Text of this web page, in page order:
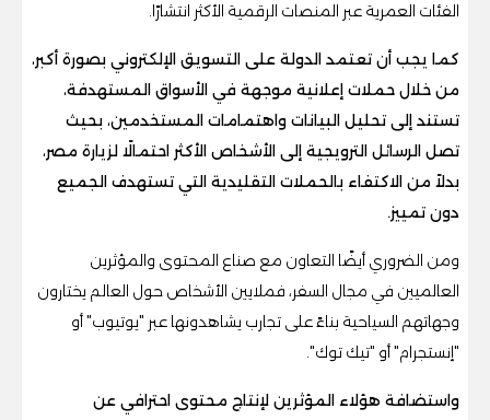
الفئات العمرية عبر المنصات الرقمية الأكثر انتشارًا.
كما يجب أن تعتمد الدولة على التسويق الإلكتروني بصورة أكبر،
من خلال حملات إعلانية موجهة في الأسواق المستهدفة،
تستند إلى تحليل البيانات واهتمامات المستخدمين، بحيث
تصل الرسائل الترويجية إلى الأشخاص الأكثر احتمالًا لزيارة مصر،
بدلاً من الاكتفاء بالحملات التقليدية التي تستهدف الجميع
دون تمييز.
ومن الضروري أيضًا التعاون مع صناع المحتوى والمؤثرين
العالميين في مجال السفر، فملايين الأشخاص حول العالم يختارون
وجهاتهم السياحية بناءً على تجارب يشاهدونها عبر "يوتيوب" أو
"إنستجرام" أو "تيك توك".
واستضافة هؤلاء المؤثرين لإنتاج محتوى احترافي عن